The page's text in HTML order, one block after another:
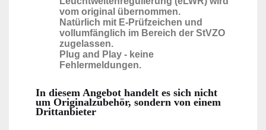
vom original übernommen.
Natürlich mit E-Prüfzeichen und
vollumfänglich im Bereich der StVZO
zugelassen.
Plug and Play - keine
Fehlermeldungen.
In diesem Angebot handelt es sich nicht
um Originalzubehör, sondern von einem
Drittanbieter